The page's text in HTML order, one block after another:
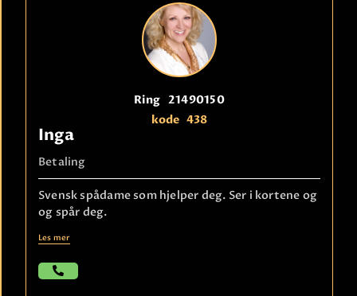
Ring 21490150
kode 438
Inga
Betaling
Svensk spådame som hjelper deg. Ser i kortene og
og spår deg.
Les mer